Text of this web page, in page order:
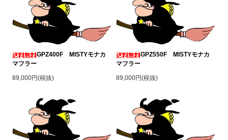
GPZ400F MISTYモナカ
マフラー
89,000円(税抜)
GPZ550F MISTYモナカ
マフラー
89,000円(税抜)